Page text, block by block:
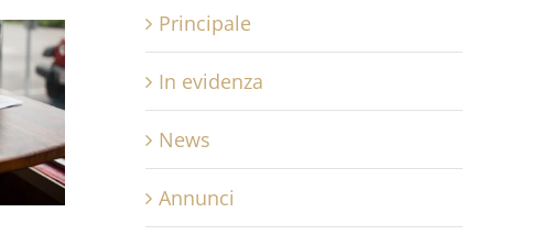
Principale
In evidenza
News
Annunci